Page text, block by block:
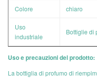
Colore chiaro
Uso
industriale
Bottiglie di
Uso e precauzioni del prodotto:
La bottiglia di profumo di